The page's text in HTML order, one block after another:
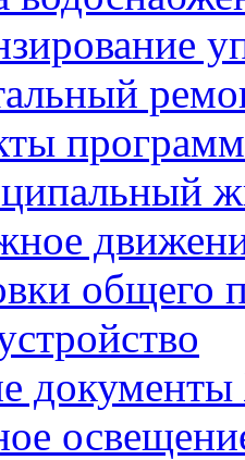
программ
общего